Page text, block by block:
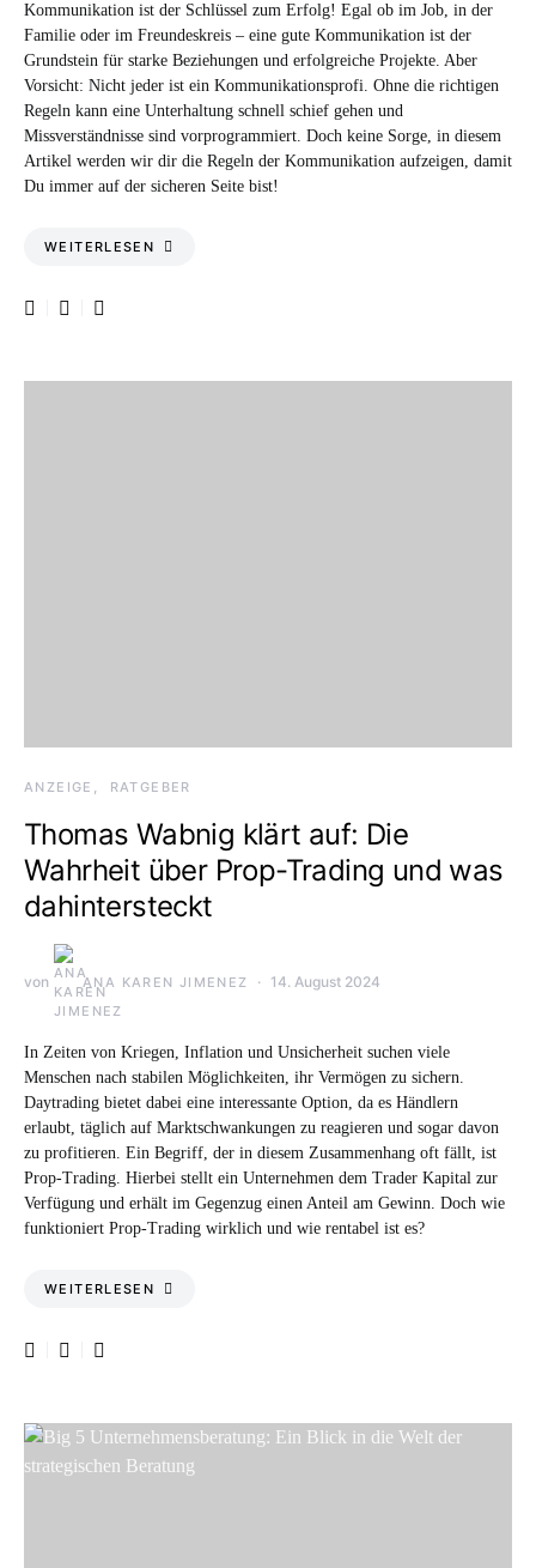
Kommunikation ist der Schlüssel zum Erfolg! Egal ob im Job, in der
Familie oder im Freundeskreis – eine gute Kommunikation ist der
Grundstein für starke Beziehungen und erfolgreiche Projekte. Aber
Vorsicht: Nicht jeder ist ein Kommunikationsprofi. Ohne die richtigen
Regeln kann eine Unterhaltung schnell schief gehen und
Missverständnisse sind vorprogrammiert. Doch keine Sorge, in diesem
Artikel werden wir dir die Regeln der Kommunikation aufzeigen, damit
Du immer auf der sicheren Seite bist!
WEITERLESEN
ANZEIGE RATGEBER
Thomas Wabnig klärt auf: Die
Wahrheit über Prop-Trading und was
dahintersteckt
von ANA KAREN JIMENEZ 14. August 2024
In Zeiten von Kriegen, Inflation und Unsicherheit suchen viele
Menschen nach stabilen Möglichkeiten, ihr Vermögen zu sichern.
Daytrading bietet dabei eine interessante Option, da es Händlern
erlaubt, täglich auf Marktschwankungen zu reagieren und sogar davon
zu profitieren. Ein Begriff, der in diesem Zusammenhang oft fällt, ist
Prop-Trading. Hierbei stellt ein Unternehmen dem Trader Kapital zur
Verfügung und erhält im Gegenzug einen Anteil am Gewinn. Doch wie
funktioniert Prop-Trading wirklich und wie rentabel ist es?
WEITERLESEN